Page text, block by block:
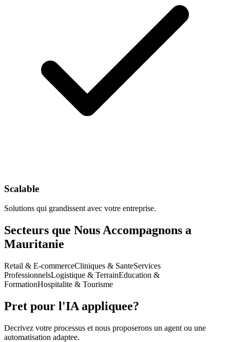
Scalable
Solutions qui grandissent avec votre entreprise.
Secteurs que Nous Accompagnons a
Mauritanie
Retail & E-commerceCliniques & SanteServices
ProfessionnelsLogistique & TerrainEducation &
FormationHospitalite & Tourisme
Pret pour l'IA appliquee?
Decrivez votre processus et nous proposerons un agent ou une
automatisation adaptee.